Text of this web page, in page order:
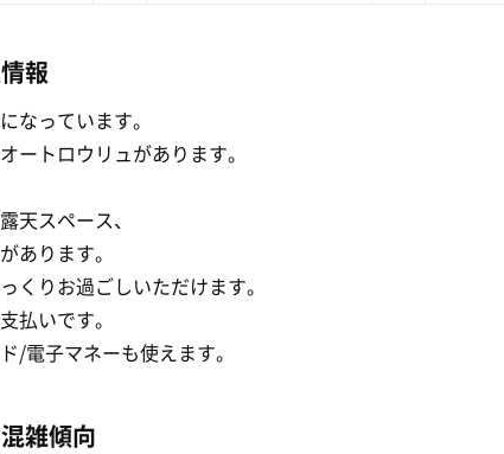
報
なっています。
ートロウリュがあります。
天スペース、
あります。
くりお過ごしいただけます。
払いです。
/電子マネーも使えます。
雑傾向